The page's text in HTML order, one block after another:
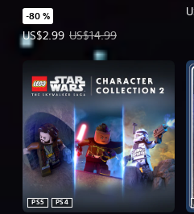
Skywalker 1
-80 %
US$2.99
Precio de la oferta: US$2.99.
US$14.99
PS5
PS4